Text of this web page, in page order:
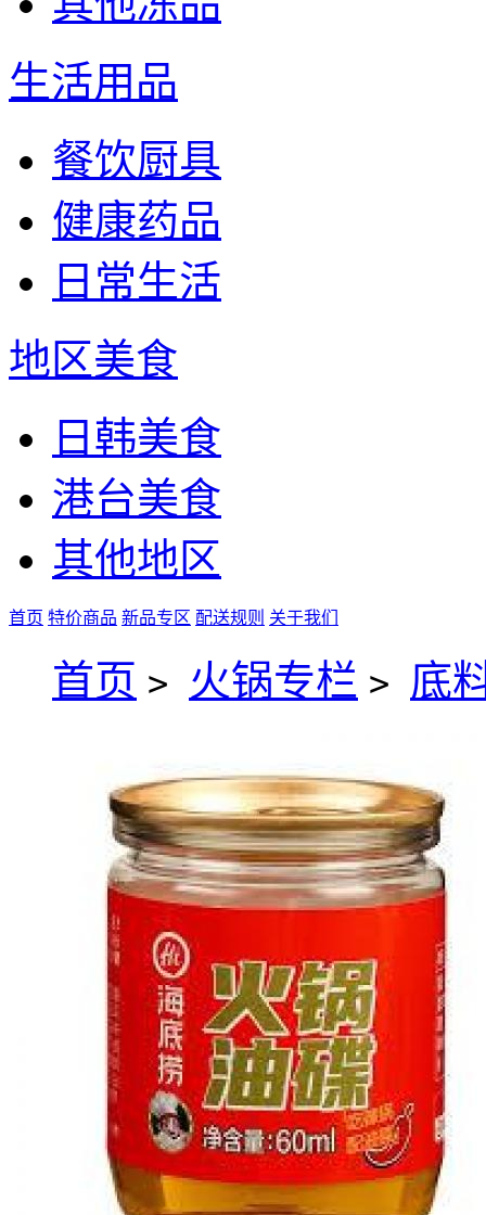
生活用品
餐饮厨具
健康药品
日常生活
地区美食
日韩美食
港台美食
其他地区
首页 特价商品 新品专区 配送规则 关于我们
首页 > 火锅专栏 > 底